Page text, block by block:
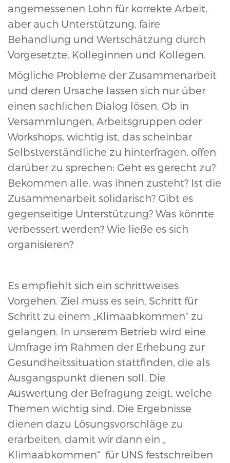
angemessenen Lohn für korrekte Arbeit,
aber auch Unterstützung, faire
Behandlung und Wertschätzung durch
Vorgesetzte, Kolleginnen und Kollegen.
Mögliche Probleme der Zusammenarbeit
und deren Ursache lassen sich nur über
einen sachlichen Dialog lösen. Ob in
Versammlungen, Arbeitsgruppen oder
Workshops, wichtig ist, das scheinbar
Selbstverständliche zu hinterfragen, offen
darüber zu sprechen: Geht es gerecht zu?
Bekommen alle, was ihnen zusteht? Ist die
Zusammenarbeit solidarisch? Gibt es
gegenseitige Unterstützung? Was könnte
verbessert werden? Wie ließe es sich
organisieren?
Es empfiehlt sich ein schrittweises
Vorgehen. Ziel muss es sein, Schritt für
Schritt zu einem „Klimaabkommen“ zu
gelangen. In unserem Betrieb wird eine
Umfrage im Rahmen der Erhebung zur
Gesundheitssituation stattfinden, die als
Ausgangspunkt dienen soll. Die
Auswertung der Befragung zeigt, welche
Themen wichtig sind. Die Ergebnisse
dienen dazu Lösungsvorschläge zu
erarbeiten, damit wir dann ein „
Klimaabkommen“ für UNS festschreiben